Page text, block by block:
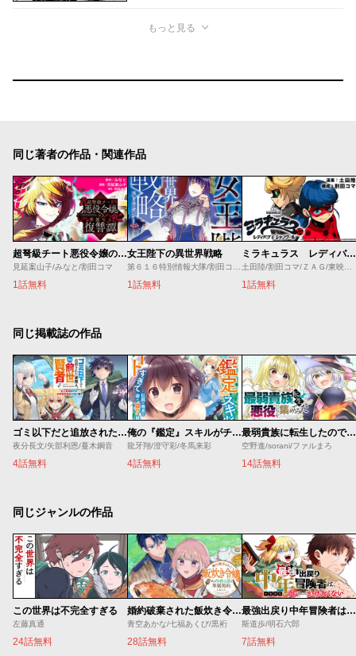
もっと見る
同じ著者の作品・関連作品
超弩級チート悪役令嬢の華麗なる復讐譚
見延案山子/みなと/割田コマ
1話無料
女王陛下の異世界戦略
1話無料
ミラキュラス レディバグ＆シャノワール
1話無料
同じ掲載誌の作品
ゴミ以下だと追放された使用人、実は前世賢者です ～史上最強の賢者、世界最高峰の学園に通う～
夜分長文/矢部利恩/蔓木鋼音
4話無料
俺の『鑑定』スキルがチートすぎて
龍牙翔/澄守彩/冬馬来彩
4話無料
最弱貴族に転生したので悪役たちを集めてみた
空野進/sorani/ファルまろ
14話無料
同じジャンルの作品
この世界は不完全すぎる
左藤真通
24話無料
婚約破棄された飯炊き令嬢の私は冷酷公爵と専属契約しました～ですが胃袋を掴んだ結果、冷たかった公爵様がどんどん優しくなっています～
青空あかな/七福あくび/黒裄
28話無料
最強出戻り中年冒険者は、今さら命なんてかけたくない
斯道歩/明石六郎
7話無料